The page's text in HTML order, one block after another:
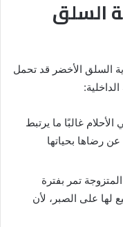
السلق
السلق الأخضر قد تحمل
غالبًا ما يرتبط
عن رضاها بحياتها
تمر بفترة
لها على الصبر، لأن